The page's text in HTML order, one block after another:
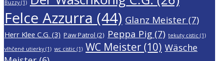
Buzzy(1)
Felce Azzurra (44) Glanz Meister (7)
Herr Klee C.G. (3) Paw Patrol (2) Peppa Pig (7) tekuty cistic (1)
vlhčené utierky(1) wc cistic (1) WC Meister (10) Wäsche